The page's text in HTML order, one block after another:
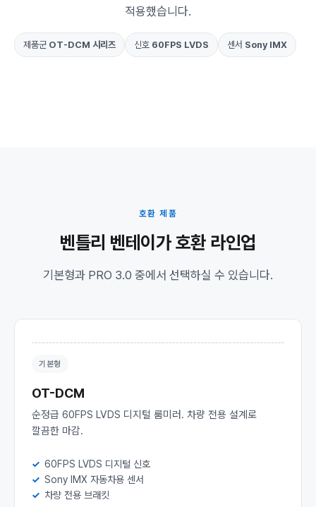
적용했습니다.
제품군 OT-DCM 시리즈 신호 60FPS LVDS 센서 Sony IMX
호환 제품
벤틀리 벤테이가 호환 라인업
기본형과 PRO 3.0 중에서 선택하실 수 있습니다.
기본형
OT-DCM
순정급 60FPS LVDS 디지털 룸미러. 차량 전용 설계로
깔끔한 마감.
60FPS LVDS 디지털 신호
Sony IMX 자동차용 센서
차량 전용 브래킷